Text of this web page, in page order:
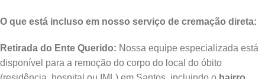
O que está incluso em nosso serviço de cremação direta:
Retirada do Ente Querido: Nossa equipe especializada está
disponível para a remoção do corpo do local do óbito